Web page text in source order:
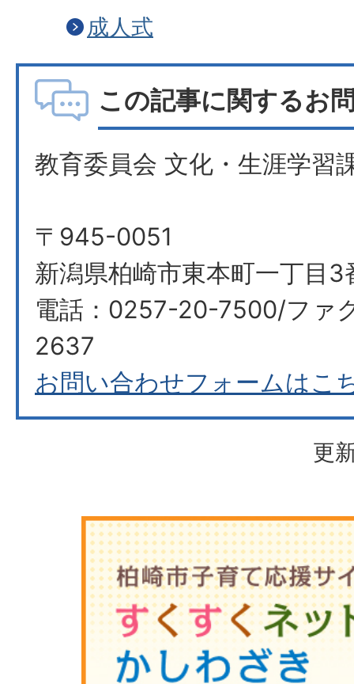
成人式
この記事に関するお
教育委員会 文化・生涯学習
〒945-0051
新潟県柏崎市東本町一丁目
電話：0257-20-7500/ファ
2637
お問い合わせフォームはこ
更